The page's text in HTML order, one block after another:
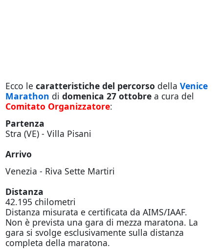
Ecco le caratteristiche del percorso della Venice
Marathon di domenica 27 ottobrea cura del
Comitato Organizzatore:
Partenza
Stra (VE) - Villa Pisani
Arrivo
Venezia - Riva Sette Martiri
Distanza
42.195 chilometri
Distanza misurata e certificata da AIMS/IAAF.
Non è prevista una gara di mezza maratona. La
gara si svolge esclusivamente sulla distanza
completa della maratona.